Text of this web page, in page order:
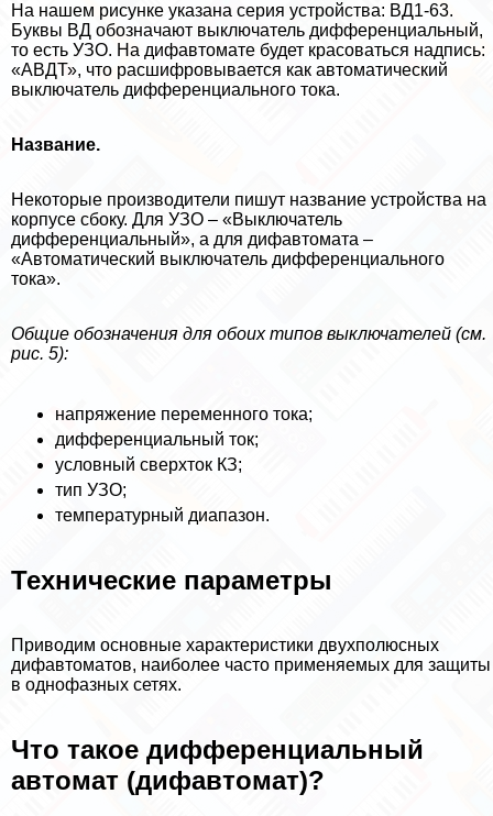
На нашем рисунке указана серия устройства: ВД1-63.
Буквы ВД обозначают выключатель дифференциальный,
то есть УЗО. На дифавтомате будет красоваться надпись:
«АВДТ», что расшифровывается как автоматический
выключатель дифференциального тока.
Название.
Некоторые производители пишут название устройства на
корпусе сбоку. Для УЗО – «Выключатель
дифференциальный», а для дифавтомата –
«Автоматический выключатель дифференциального
тока».
Общие обозначения для обоих типов выключателей (см.
рис. 5):
напряжение переменного тока;
дифференциальный ток;
условный сверхток КЗ;
тип УЗО;
температурный диапазон.
Технические параметры
Приводим основные хаpaктеристики двухполюсных
дифавтоматов, наиболее часто применяемых для защиты
в однофазных сетях.
Что такое дифференциальный
автомат (дифавтомат)?